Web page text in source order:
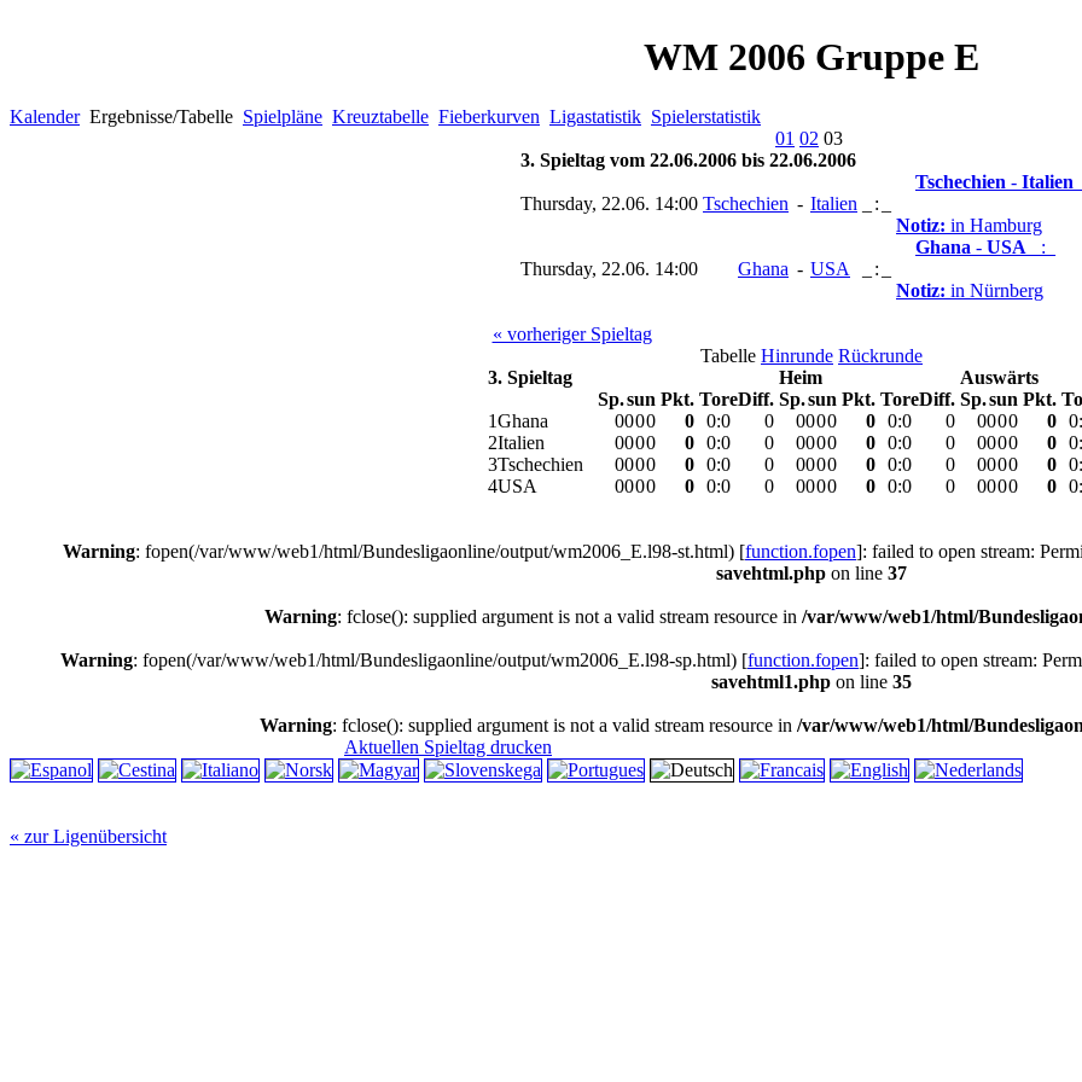
WM 2006 Gruppe E
KalenderErgebnisse/Tabelle Spielpläne Kreuztabelle Fieberkurven Ligastatistik Spielerstatistik
01 02 03
3. Spieltag vom 22.06.2006 bis 22.06.2006
Thursday, 22.06. 14:00 Tschechien - Italien :
Tschechien - Italien
Notiz: in Hamburg
Thursday, 22.06. 14:00 Ghana - USA :
Ghana - USA _:_
Notiz: in Nürnberg
« vorheriger Spieltag
Tabelle Hinrunde Rückrunde
3. Spieltag
Heim
Auswärts
Sp.sun Pkt. ToreDiff. Sp.sun Pkt. ToreDiff. Sp.sun Pkt.
1Ghana 0000 0 0:0 0 0000 0 0:0 0 0000 0 0:
2Italien 0000 0 0:0 0 0000 0 0:0 0 0000 0 0:
3Tschechien 0000 0 0:0 0 0000 0 0:0 0 0000 0 0:
4USA 0000 0 0:0 0 0000 0 0:0 0 0000 0 0:
Warning: fopen(/var/www/web1/html/Bundesligaonline/output/wm2006_E.l98-st.html) [function.fopen]: failed to open stream:
savehtml.php on line 37
Warning: fclose(): supplied argument is not a valid stream resource in /var/www/web1/html/
Warning: fopen(/var/www/web1/html/Bundesligaonline/output/wm2006_E.l98-sp.html) [function.fopen]: failed to open stream:
savehtml1.php on line 35
Warning: fclose(): supplied argument is not a valid stream resource in /var/www/web1/html/
Aktuellen Spieltag drucken
« zur Ligenübersicht